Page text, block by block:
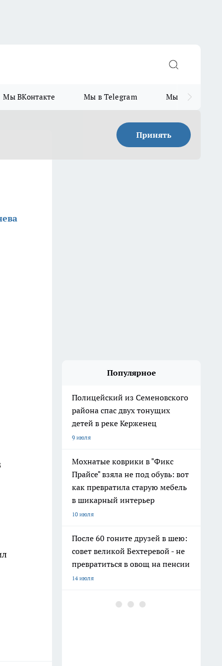
Мы ВКонтакте Мы в Telegram Мы в MAX
Принять
Популярное
Полицейский из Семеновского
района спас двух тонущих
детей в реке Керженец
9 июля
Мохнатые коврики в "Фикс
Прайсе" взяла не под обувь: вот
как превратила старую мебель
в шикарный интерьер
10 июля
После 60 гоните друзей в шею:
совет великой Бехтеревой - не
превратиться в овощ на пенсии
14 июля
Гигант с нежной душой: как